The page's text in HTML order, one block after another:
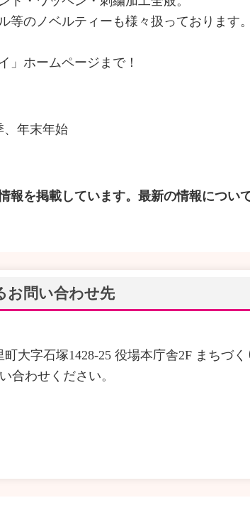
等のノベルティーも様々扱っております。
」ホームページまで！
、年末年始
を掲載しています。最新の情報につい
お問い合わせ先
町大字石塚1428-25 役場本庁舎2F まち
合わせください。